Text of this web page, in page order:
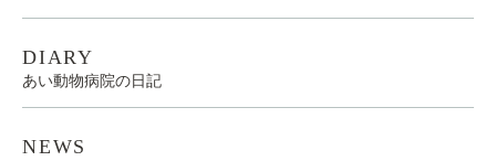
DIARY
あい動物病院の日記
NEWS